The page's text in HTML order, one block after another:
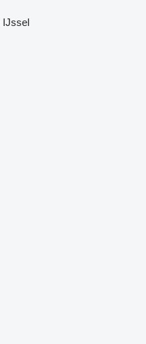
IJssel